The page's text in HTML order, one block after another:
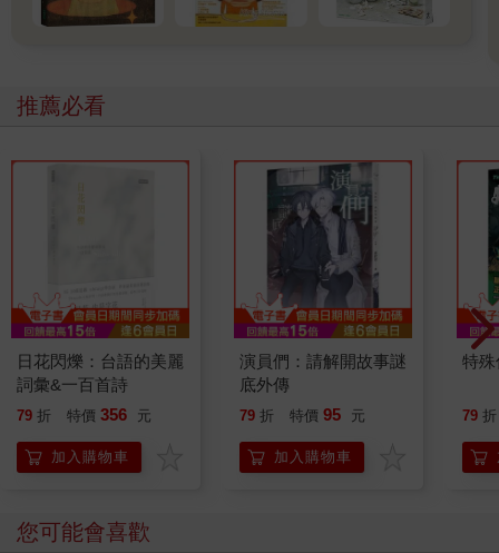
推薦必看
日花閃爍：台語的美麗
詞彙&一百首詩
79 折 特價 356 元
加入購物車
演員們：請解開故事謎
底外傳
79 折 特價 95 元
加入購物車
特
79 折
您可能會喜歡